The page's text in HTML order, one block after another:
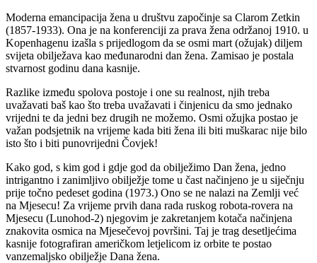
Moderna emancipacija žena u društvu započinje sa Clarom Zetkin
(1857-1933). Ona je na konferenciji za prava žena održanoj 1910. u
Kopenhagenu izašla s prijedlogom da se osmi mart (ožujak) diljem
svijeta obilježava kao međunarodni dan žena. Zamisao je postala
stvarnost godinu dana kasnije.
Razlike između spolova postoje i one su realnost, njih treba
uvažavati baš kao što treba uvažavati i činjenicu da smo jednako
vrijedni te da jedni bez drugih ne možemo. Osmi ožujka postao je
važan podsjetnik na vrijeme kada biti žena ili biti muškarac nije bilo
isto što i biti punovrijedni Čovjek!
Kako god, s kim god i gdje god da obilježimo Dan žena, jedno
intrigantno i zanimljivo obilježje tome u čast načinjeno je u siječnju
prije točno pedeset godina (1973.) Ono se ne nalazi na Zemlji već
na Mjesecu! Za vrijeme prvih dana rada ruskog robota-rovera na
Mjesecu (Lunohod-2) njegovim je zakretanjem kotača načinjena
znakovita osmica na Mjesečevoj površini. Taj je trag desetljećima
kasnije fotografiran američkom letjelicom iz orbite te postao
vanzemaljsko obilježje Dana žena.